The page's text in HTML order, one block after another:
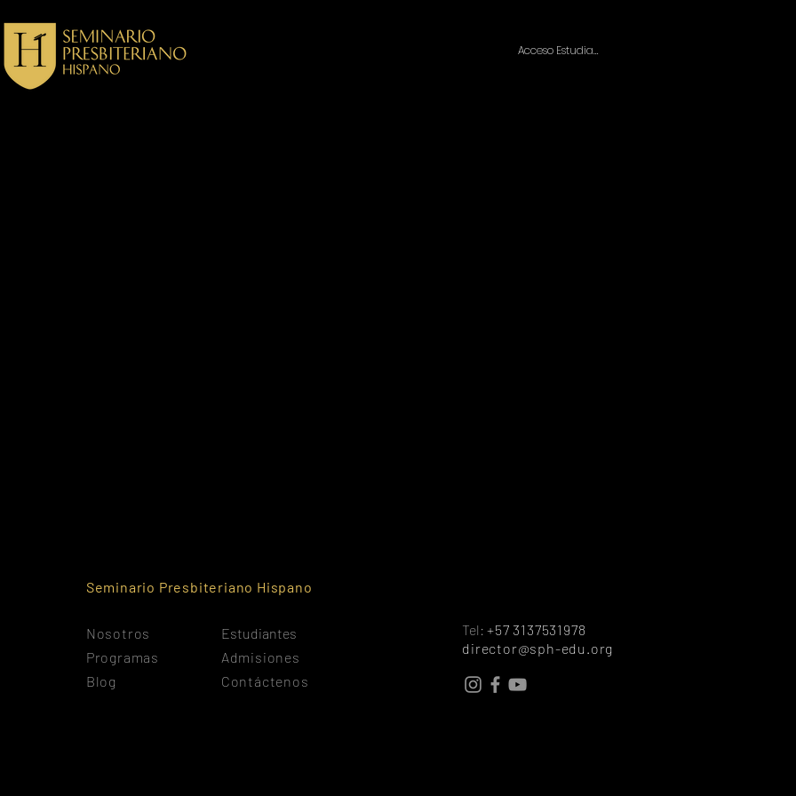
Acceso Estudiantes
Seminario Presbiteriano Hispano
Nosotros
Programas
Blog
Estudiantes
Admisiones
Contáctenos
Tel:+57 3137531978
director@sph-edu.org